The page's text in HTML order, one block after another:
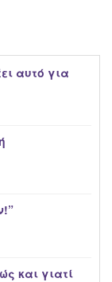
αυτό για
και γιατί